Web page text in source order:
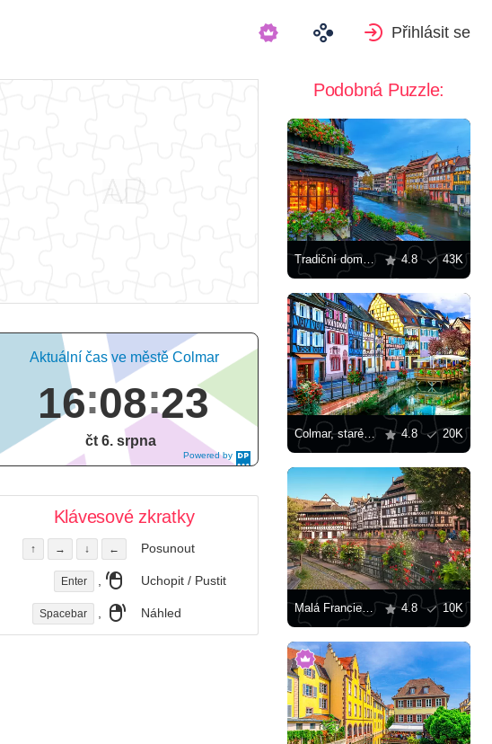
Přihlásit se
Powered by
DaysPedia.c
Aktuální čas ve městě Colmar
16 08 24
čt 6. srpna
Klávesové zkratky
↑ → ↓ ← Posunout
Enter Uchopit / Pustit
Spacebar Náhled
Podobná Puzzle:
Tradiční domy v Alsasku 4.8 43K
Colmar, staré město 4.8 20K
Malá Francie, Štrasburk 4.8 10K